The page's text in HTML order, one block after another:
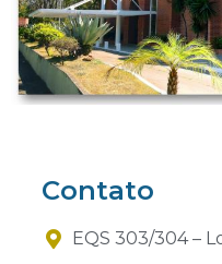
Contato
EQS 303/304 –